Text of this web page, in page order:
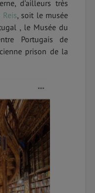
d’ailleurs très
, soit le musée
, le Musée du
Portugais de
prison de la